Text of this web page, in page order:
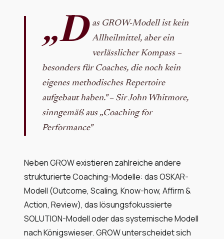
„D as GROW-Modell ist kein
Allheilmittel, aber ein
verlässlicher Kompass –
besonders für Coaches, die noch kein
eigenes methodisches Repertoire
aufgebaut haben." – Sir John Whitmore,
sinngemäß aus „Coaching for
Performance"
Neben GROW existieren zahlreiche andere
strukturierte Coaching-Modelle: das OSKAR-
Modell (Outcome, Scaling, Know-how, Affirm &
Action, Review), das lösungsfokussierte
SOLUTION-Modell oder das systemische Modell
nach Königswieser. GROW unterscheidet sich